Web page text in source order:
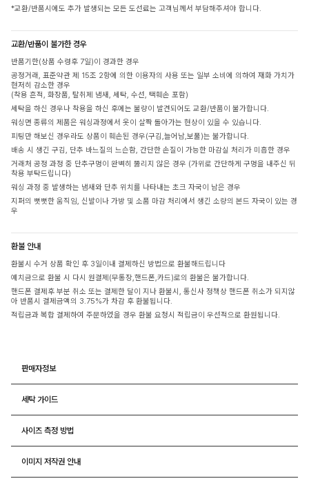
*교환/반품시에도 추가 발생되는 모든 도선료는 고객님께서 부담해주셔야 합니다.
교환/반품이 불가한 경우
반품기한(상품 수령후 7일)이 경과한 경우
공정거래, 표준약관 제 15조 2항에 의한 이용자의 사용 또는 일부 소비에 의하여 재화 가치가
현저히 감소한 경우
(착용 흔적, 화장품, 탈취제 냄새, 세탁, 수선, 택훼손 포함)
세탁을 하신 경우나 착용을 하신 후에는 불량이 발견되어도 교환/반품이 불가합니다.
워싱면 종류의 제품은 워싱과정에서 옷이 살짝 돌아가는 현상이 있을 수 있습니다.
피팅만 해보신 경우라도 상품이 훼손된 경우(구김,늘어남,보풀)는 불가합니다.
배송 시 생긴 구김, 단추 바느질의 느슨함, 간단한 손질이 가능한 마감실 처리가 미흡한 경우
거래처 공정 과정 중 단추구멍이 완벽히 뚫리지 않은 경우 (가위로 간단하게 구멍을 내주신 뒤
착용 부탁드립니다)
워싱 과정 중 발생하는 냄새와 단추 위치를 나타내는 초크 자국이 남은 경우
지퍼의 뻣뻣한 움직임, 신발이나 가방 및 소품 마감 처리에서 생긴 소량의 본드 자국이 있는 경
우
환불 안내
환불시 수거 상품 확인 후 3일이내 결제하신 방법으로 환불해드립니다
예치금으로 환불 시 다시 원결제(무통장,핸드폰,카드)로의 환불은 불가합니다.
핸드폰 결제후 부분 취소 또는 결제한 달이 지나 환불시, 통신사 정책상 핸드폰 취소가 되지않
아 반품시 결제금액의 3.75%가 차감 후 환불됩니다.
적립금과 복합 결제하여 주문하였을 경우 환불 요청시 적립금이 우선적으로 환원됩니다.
판매자정보
세탁 가이드
사이즈 측정 방법
이미지 저작권 안내